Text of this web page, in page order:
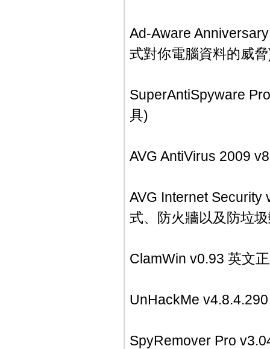
Ad-Aware
式對你電腦資料的威
SuperAntiSpyware
具)
AVG AntiVirus 2009
AVG Internet Security
式、防火牆以及防垃
ClamWin v0.93 英文
UnHackMe
SpyRemover Pro